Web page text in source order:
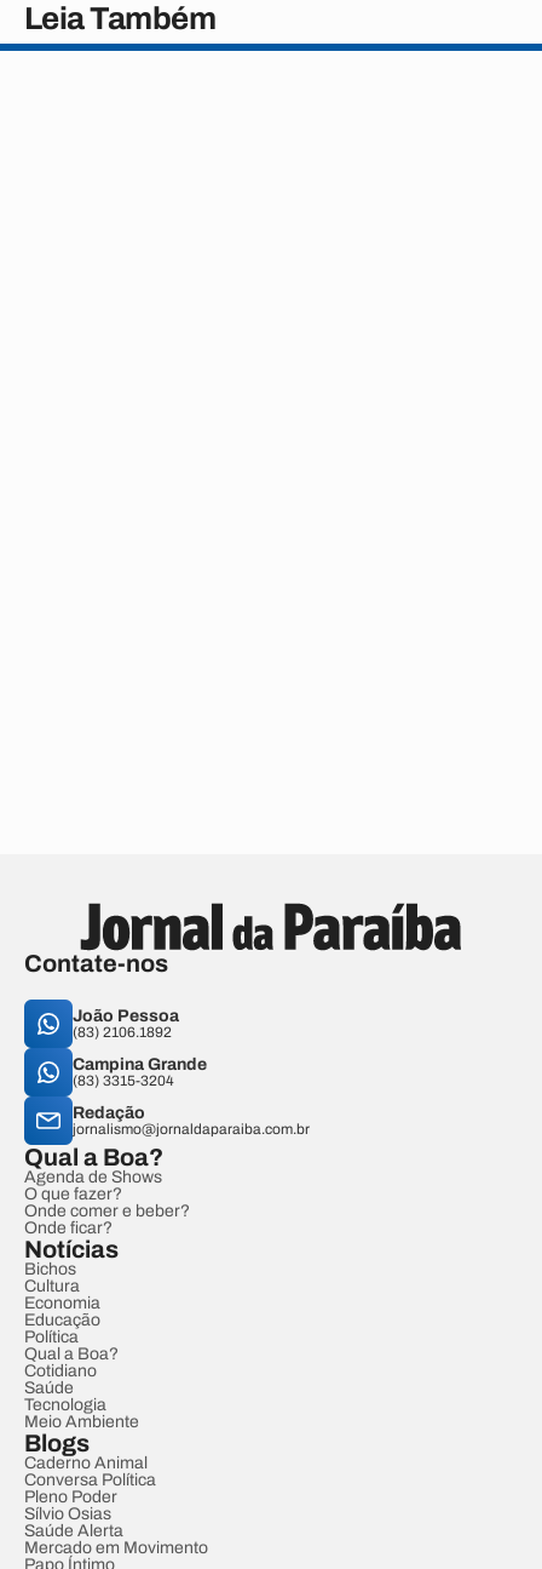
Leia Também
Contate-nos
João Pessoa
(83) 2106.1892
Campina Grande
(83) 3315-3204
Redação
jornalismo@jornaldaparaiba.com.br
Qual a Boa?
Agenda de Shows
O que fazer?
Onde comer e beber?
Onde ficar?
Notícias
Bichos
Cultura
Economia
Educação
Política
Qual a Boa?
Cotidiano
Saúde
Tecnologia
Meio Ambiente
Blogs
Caderno Animal
Conversa Política
Pleno Poder
Sílvio Osias
Saúde Alerta
Mercado em Movimento
Papo Íntimo